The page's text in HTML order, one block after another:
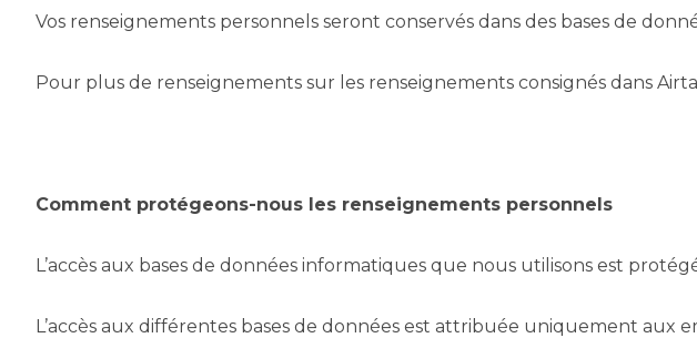
Vos renseignements personnels seront conservés dans des bases de
Pour plus de renseignements sur les renseignements consignés dans
Comment protégeons-nous les renseignements personnels
L’accès aux bases de données informatiques que nous utilisons est
L’accès aux différentes bases de données est attribuée uniquement aux